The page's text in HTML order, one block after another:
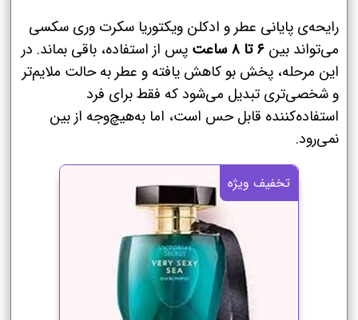
رایحه‌ی پایانی عطر و ادکلن ویکتوریا سکرت وری سکسی
می‌تواند بین ۶ تا ۸ ساعت
پس از استفاده، باقی بماند. در
این مرحله، پخش بو کاهش یافته و عطر به حالت ملایم‌تر
و شخصی‌تری تبدیل می‌شود که فقط برای فرد
استفاده‌کننده قابل حس است، اما به‌هیچ‌وجه از بین
نمی‌رود.
تخفیف ویژه